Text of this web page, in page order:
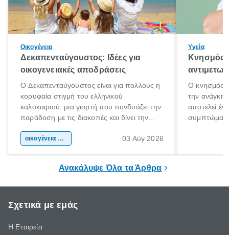
Οικογένεια
Δεκαπενταύγουστος: Ιδέες για
οικογενειακές αποδράσεις
Ο Δεκαπενταύγουστος είναι για πολλούς η
κορυφαία στιγμή του ελληνικού
καλοκαιριού: μια γιορτή που συνδυάζει την
παράδοση με τις διακοπές και δίνει την
χώρας. Είτε πρόκειται για λίγες μέρες
οικογένεια & παιδί 03 Αύγ 2026
Υγεία
Κνησμός:
Ο κνησμός
την ανάγκη
αποτελεί
Ανακάλυψε Όλα τα Άρθρα
Σχετικά με εμάς
Η Εταιρεία